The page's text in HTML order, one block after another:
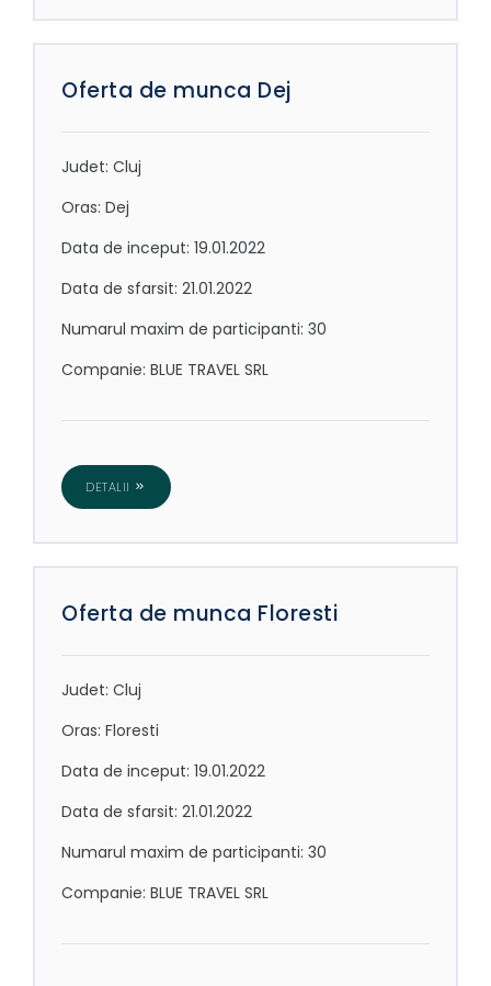
Oferta de munca Dej
Judet: Cluj
Oras: Dej
Data de inceput: 19.01.2022
Data de sfarsit: 21.01.2022
Numarul maxim de participanti: 30
Companie: BLUE TRAVEL SRL
DETALII
Oferta de munca Floresti
Judet: Cluj
Oras: Floresti
Data de inceput: 19.01.2022
Data de sfarsit: 21.01.2022
Numarul maxim de participanti: 30
Companie: BLUE TRAVEL SRL